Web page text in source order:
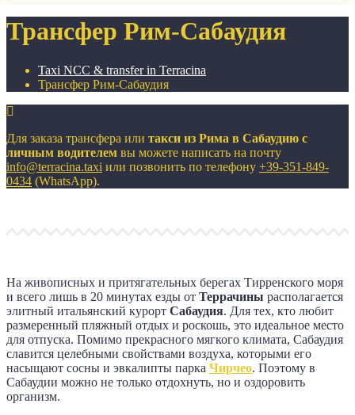
Трансфер Рим-Сабаудия
Taxi NCC & transfer in Terracina
Трансфер Рим-Сабаудия
Для заказа трансфера или такси из Рима в Сабаудию с
личным водителем вы можете написать на почту
info@terracina.taxi или позвонить по телефону +39-351-849-
0434 (WhatsApp).
На живописных и притягательных берегах Тирренского моря
и всего лишь в 20 минутах езды от Террачины располагается
элитный итальянский курорт Сабаудия. Для тех, кто любит
размеренный пляжный отдых и роскошь, это идеальное место
для отпуска. Помимо прекрасного мягкого климата, Сабаудия
славится целебными свойствами воздуха, которыми его
насыщают сосны и эвкалипты парка Чирчео. Поэтому в
Сабаудии можно не только отдохнуть, но и оздоровить
организм.